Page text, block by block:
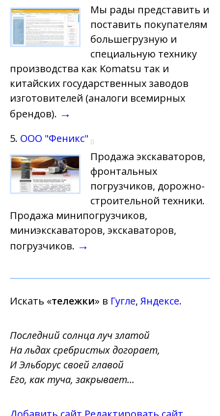
Мы рады представить и
поставить покупателям
большегрузную и
специальную технику
производства как Komatsu так и
китайских государственных заводов
изготовителей (аналоги всемирных
брендов). →
5. ООО "Феникс" 0
Продажа экскаваторов,
фронтальных
погрузчиков, дорожно-
строительной техники.
Продажа минипогрузчиков,
миниэкскаваторов, экскаваторов,
погрузчиков. →
Искать «тележки» в Гугле, Яндексе.
Последний солнца луч златой
На льдах сребристых догорает,
И Эльборус своей главой
Его, как туча, закрывает...